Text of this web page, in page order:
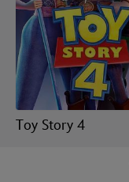
Toy Story 4